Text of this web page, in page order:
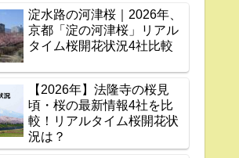
淀水路の河津桜｜2026年、
京都「淀の河津桜」リアル
タイム桜開花状況4社比較
【2026年】法隆寺の桜見
頃・桜の最新情報4社を比
較！リアルタイム桜開花状
況は？